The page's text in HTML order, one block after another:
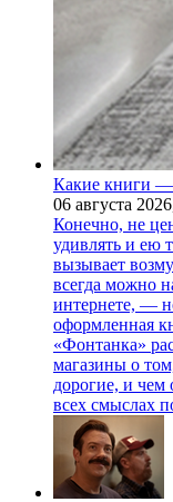
Какие книги —
06 августа
Конечно, не
удивлять и ею
вызывает
всегда можно
интернете, —
оформленная
«Фонтанка»
магазины о
дорогие, и чем
всех смыслах